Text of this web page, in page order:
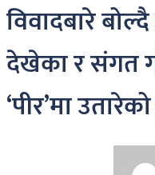
विवादबारे
देखेका र संगत
‘पीर’मा